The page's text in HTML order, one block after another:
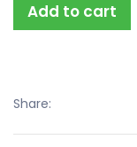
Add to cart
Share: